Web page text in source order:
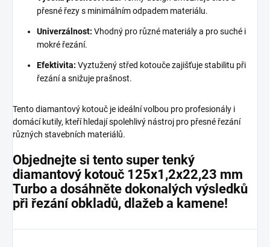
přesné řezy s minimálním odpadem materiálu.
Univerzálnost: Vhodný pro různé materiály a pro suché i
mokré řezání.
Efektivita: Vyztužený střed kotouče zajišťuje stabilitu při
řezání a snižuje prašnost.
Tento diamantový kotouč je ideální volbou pro profesionály i
domácí kutily, kteří hledají spolehlivý nástroj pro přesné řezání
různých stavebních materiálů.
Objednejte si tento super tenký
diamantový kotouč 125x1,2x22,23 mm
Turbo a dosáhněte dokonalých výsledků
při řezání obkladů, dlažeb a kamene!